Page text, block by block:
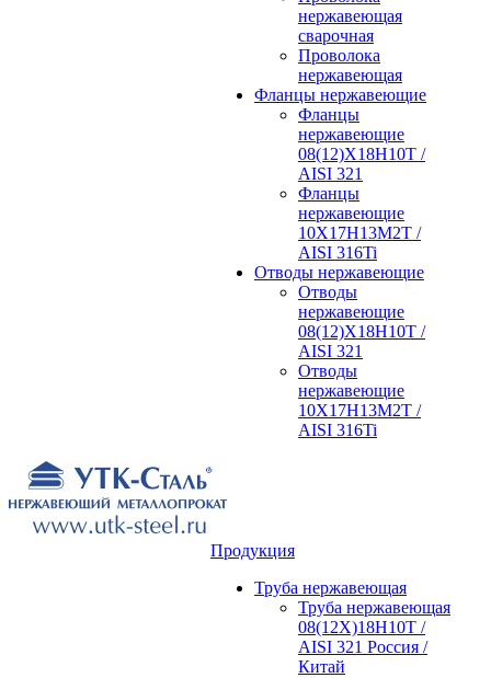
нержавеющая
сварочная
Проволока
нержавеющая
Фланцы нержавеющие
Фланцы
нержавеющие
08(12)Х18Н10Т /
AISI 321
Фланцы
нержавеющие
10Х17Н13М2Т /
AISI 316Ti
Отводы нержавеющие
Отводы
нержавеющие
08(12)Х18Н10Т /
AISI 321
Отводы
нержавеющие
10Х17Н13М2Т /
AISI 316Ti
Продукция
Труба нержавеющая
Труба нержавеющая
08(12Х)18Н10Т /
AISI 321 Россия /
Китай